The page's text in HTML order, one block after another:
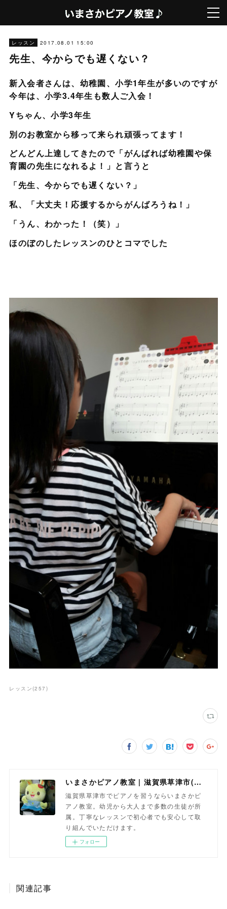
レッスン 2017.08.01 15:00
先生、今からでも遅くない？
新入会者さんは、幼稚園、小学1年生が多いのですが
今年は、小学3.4年生も数人ご入会！
Yちゃん、小学3年生
別のお教室から移って来られ頑張ってます！
どんどん上達してきたので「がんばれば幼稚園や保
育園の先生になれるよ！」と言うと
「先生、今からでも遅くない？」
私、「大丈夫！応援するからがんばろうね！」
「うん、わかった！（笑）」
ほのぼのしたレッスンのひとコマでした
レッスン(257 )
いまさかピアノ教室 | 滋賀県草津市(南草津)のピアノ教室
滋賀県草津市でピアノを習うならいまさかピ
アノ教室。幼児から大人まで多数の生徒が所
属。丁寧なレッスンで初心者でも安心して取
り組んでいただけます。
フォロー
関連記事